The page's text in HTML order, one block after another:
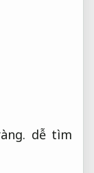
dễ tìm